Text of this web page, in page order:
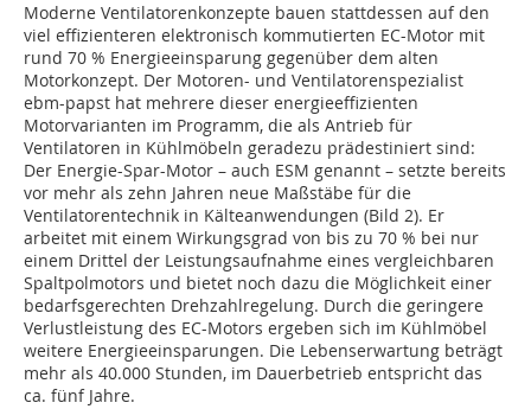
Moderne Ventilatorenkonzepte bauen stattdessen auf den
viel effizienteren elektronisch kommutierten EC-Motor mit
rund 70 % Energieeinsparung gegenüber dem alten
Motorkonzept. Der Motoren- und Ventilatorenspezialist
ebm-papst hat mehrere dieser energieeffizienten
Motorvarianten im Programm, die als Antrieb für
Ventilatoren in Kühlmöbeln geradezu prädestiniert sind:
Der Energie-Spar-Motor – auch ESM genannt – setzte bereits
vor mehr als zehn Jahren neue Maßstäbe für die
Ventilatorentechnik in Kälteanwendungen (Bild 2). Er
arbeitet mit einem Wirkungsgrad von bis zu 70 % bei nur
einem Drittel der Leistungsaufnahme eines vergleichbaren
Spaltpolmotors und bietet noch dazu die Möglichkeit einer
bedarfsgerechten Drehzahlregelung. Durch die geringere
Verlustleistung des EC-Motors ergeben sich im Kühlmöbel
weitere Energieeinsparungen. Die Lebenserwartung beträgt
mehr als 40.000 Stunden, im Dauerbetrieb entspricht das
ca. fünf Jahre.